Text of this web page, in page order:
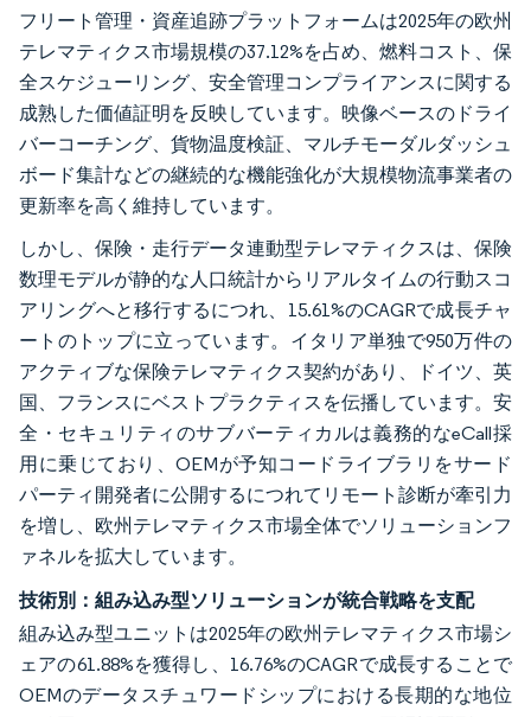
フリート管理・資産追跡プラットフォームは2025年の欧州
テレマティクス市場規模の37.12%を占め、燃料コスト、保
全スケジューリング、安全管理コンプライアンスに関する
成熟した価値証明を反映しています。映像ベースのドライ
バーコーチング、貨物温度検証、マルチモーダルダッシュ
ボード集計などの継続的な機能強化が大規模物流事業者の
更新率を高く維持しています。
しかし、保険・走行データ連動型テレマティクスは、保険
数理モデルが静的な人口統計からリアルタイムの行動スコ
アリングへと移行するにつれ、15.61%のCAGRで成長チャ
ートのトップに立っています。イタリア単独で950万件の
アクティブな保険テレマティクス契約があり、ドイツ、英
国、フランスにベストプラクティスを伝播しています。安
全・セキュリティのサブバーティカルは義務的なeCall採
用に乗じており、OEMが予知コードライブラリをサード
パーティ開発者に公開するにつれてリモート診断が牽引力
を増し、欧州テレマティクス市場全体でソリューションフ
ァネルを拡大しています。
技術別：組み込み型ソリューションが統合戦略を支配
組み込み型ユニットは2025年の欧州テレマティクス市場シ
ェアの61.88%を獲得し、16.76%のCAGRで成長することで
OEMのデータスチュワードシップにおける長期的な地位